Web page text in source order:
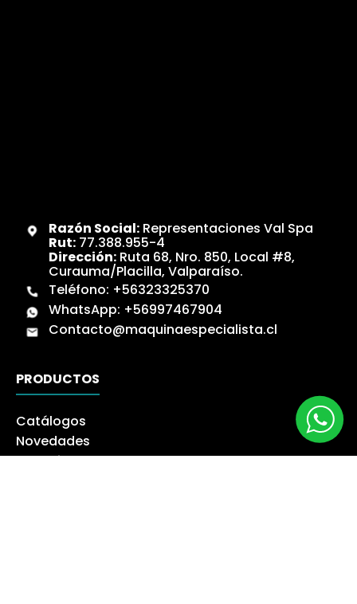
Razón Social:Representaciones Val Spa
Rut:77.388.955-4
Dirección:Ruta 68, Nro. 850, Local #8,
Curauma/Placilla, Valparaíso.
Teléfono: +56323325370
WhatsApp: +56997467904
Contacto@maquinaespecialista.cl
PRODUCTOS
Catálogos
Novedades
Los más Vendidos